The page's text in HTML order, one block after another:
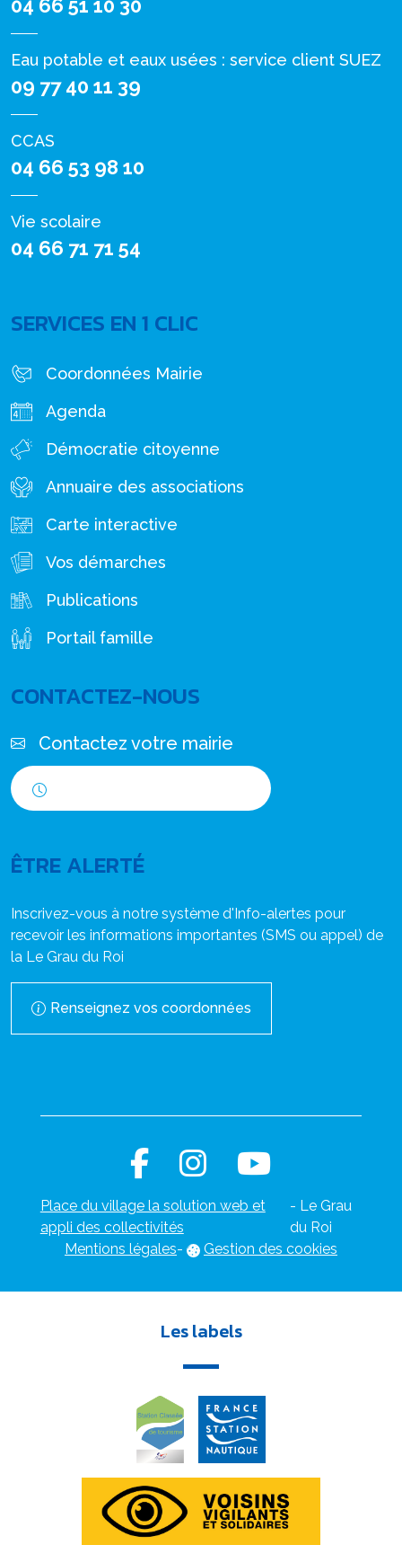
04 66 51 10 30
Eau potable et eaux usées : service client SUEZ
09 77 40 11 39
CCAS
04 66 53 98 10
Vie scolaire
04 66 71 71 54
SERVICES EN 1 CLIC
Coordonnées Mairie
Agenda
Démocratie citoyenne
Annuaire des associations
Carte interactive
Vos démarches
Publications
Portail famille
CONTACTEZ-NOUS
Contactez votre mairie
ÊTRE ALERTÉ
Inscrivez-vous à notre système d'Info-alertes pour
recevoir les informations importantes (SMS ou appel) de
la Le Grau du Roi
Renseignez vos coordonnées
Place du village la solution web et
appli des collectivités
- Le Grau
du Roi
Mentions légales- Gestion des cookies
Les labels